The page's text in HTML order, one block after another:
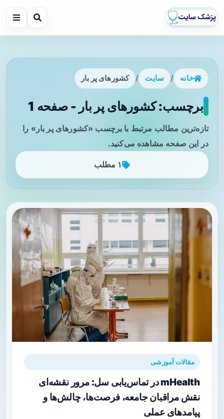
خانه / سایت / کشورهای پر بار
برچسب: کشورهای پر بار - صفحه 1
تازه‌ترین مطالب مرتبط با برچسب «کشورهای پر بار» را
در این صفحه مشاهده می‌کنید.
۱ مطلب
مقالات آموزشی
mHealth در تماس‌یابی سل: مرور نقشه‌ای
نقش مراقبان جامعه، فرصت‌ها، چالش‌ها و
پیامدهای عملی